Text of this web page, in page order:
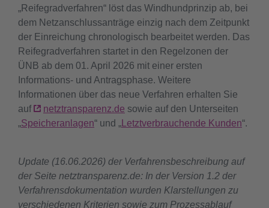
„Reifegradverfahren“ löst das Windhundprinzip ab, bei
dem Netzanschlussanträge einzig nach dem Zeitpunkt
der Einreichung chronologisch bearbeitet werden. Das
Reifegradverfahren startet in den Regelzonen der
ÜNB ab dem 01. April 2026 mit einer ersten
Informations- und Antragsphase. Weitere
Informationen über das neue Verfahren erhalten Sie
auf
netztransparenz.de sowie auf den Unterseiten
„Speicheranlagen“ und „Letztverbrauchende Kunden“.
Update (16.06.2026) der Verfahrensbeschreibung auf
der Seite netztransparenz.de: In der Version 1.2 der
Verfahrensdokumentation wurden Klarstellungen zu
verschiedenen Kriterien sowie zum Prozessablauf